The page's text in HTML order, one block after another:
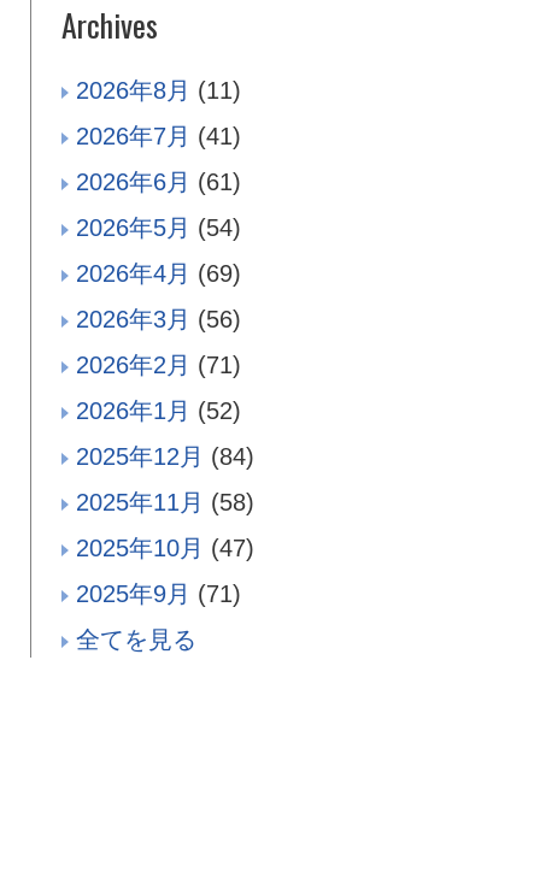
Archives
2026年8月 (11)
2026年7月 (41)
2026年6月 (61)
2026年5月 (54)
2026年4月 (69)
2026年3月 (56)
2026年2月 (71)
2026年1月 (52)
2025年12月 (84)
2025年11月 (58)
2025年10月 (47)
2025年9月 (71)
全てを見る